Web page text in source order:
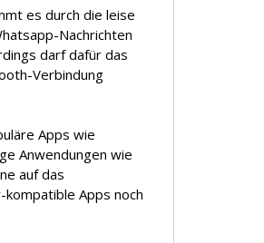
es durch die leise
Nachrichten
darf dafür das
Verbindung
Apps wie
Anwendungen wie
auf das
Apps noch